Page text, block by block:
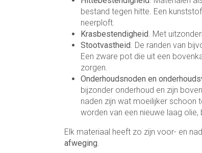
bestand tegen hitte. Een
neerploft.
Krasbestendigheid. Met
Stootvastheid. De randen van
Een zware pot die uit een
zorgen.
Onderhoudsnoden en
bijzonder onderhoud en zijn
naden zijn wat moeilijker schoon
worden van een nieuwe laag olie,
Elk materiaal heeft zo zijn voor- en
afweging.